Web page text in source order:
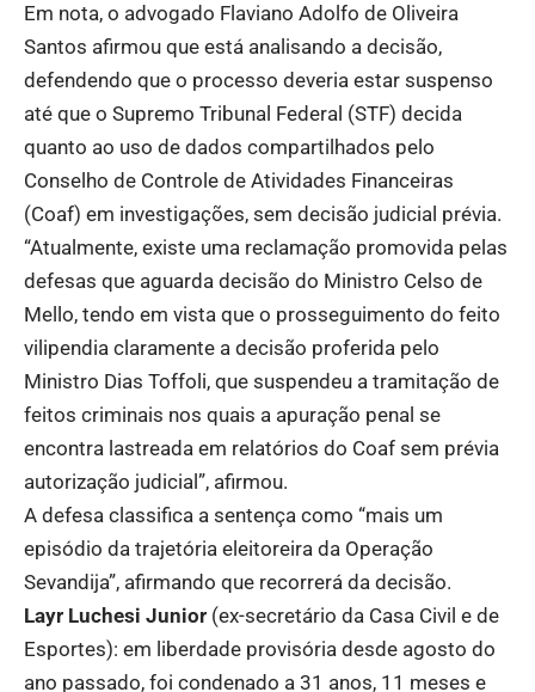
Em nota, o advogado Flaviano Adolfo de Oliveira
Santos afirmou que está analisando a decisão,
defendendo que o processo deveria estar suspenso
até que o Supremo Tribunal Federal (STF) decida
quanto ao uso de dados compartilhados pelo
Conselho de Controle de Atividades Financeiras
(Coaf) em investigações, sem decisão judicial prévia.
“Atualmente, existe uma reclamação promovida pelas
defesas que aguarda decisão do Ministro Celso de
Mello, tendo em vista que o prosseguimento do feito
vilipendia claramente a decisão proferida pelo
Ministro Dias Toffoli, que suspendeu a tramitação de
feitos criminais nos quais a apuração penal se
encontra lastreada em relatórios do Coaf sem prévia
autorização judicial”, afirmou.
A defesa classifica a sentença como “mais um
episódio da trajetória eleitoreira da Operação
Sevandija”, afirmando que recorrerá da decisão.
Layr Luchesi Junior (ex-secretário da Casa Civil e de
Esportes): em liberdade provisória desde agosto do
ano passado, foi condenado a 31 anos, 11 meses e